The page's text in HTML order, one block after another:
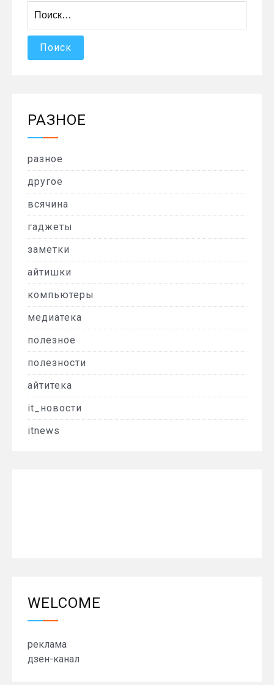
РАЗНОЕ
разное
другое
всячина
гаджеты
заметки
айтишки
компьютеры
медиатека
полезное
полезности
айтитека
it_новости
itnews
WELCOME
реклама
дзен-канал